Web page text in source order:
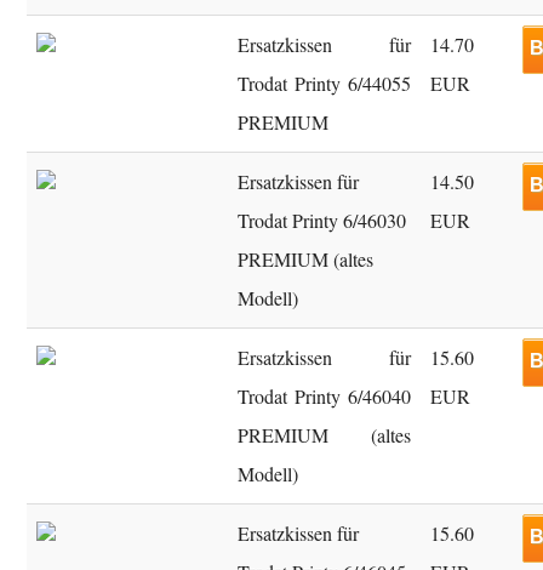
Ersatzkissen für
Trodat Printy 6/44055
PREMIUM
14.70
EUR
Ersatzkissen für
Trodat Printy 6/46030
PREMIUM (altes
Modell)
14.50
EUR
Ersatzkissen für
Trodat Printy 6/46040
PREMIUM (altes
Modell)
15.60
EUR
Ersatzkissen für
15.60